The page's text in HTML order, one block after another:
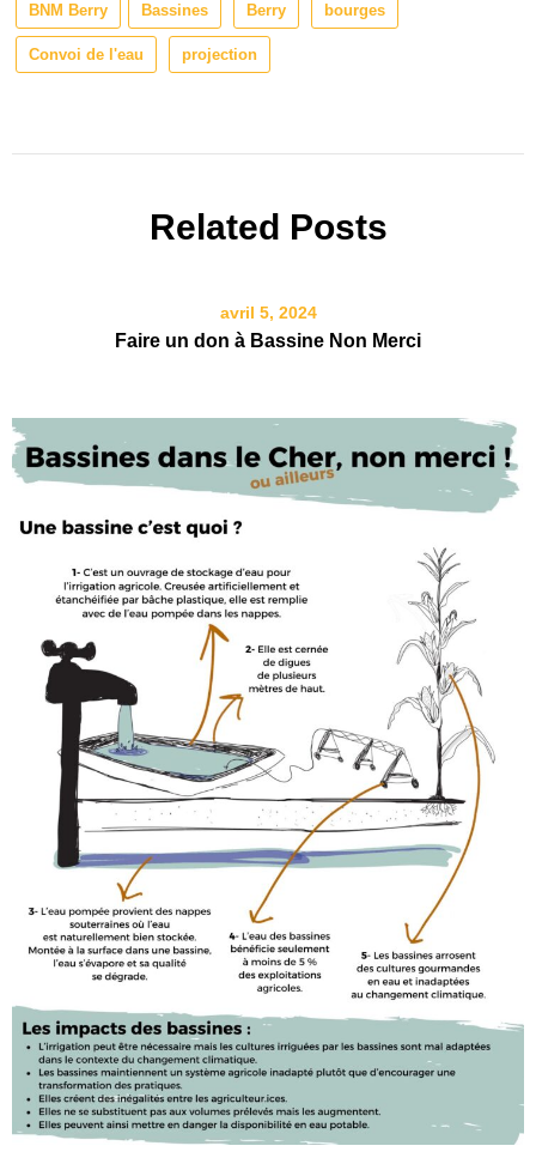
BNM Berry Bassines Berry bourges
Convoi de l'eau projection
Related Posts
avril 5, 2024
Faire un don à Bassine Non Merci